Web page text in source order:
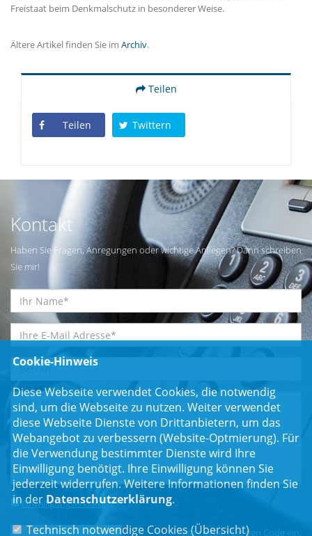
Freistaat beim Denkmalschutz in besonderer Weise.
Ältere Artikel finden Sie im Archiv.
Teilen
Teilen Twittern
Kontakt
Haben Sie Fragen, Anregungen oder wichtige Anliegen? Dann schreiben
Sie mir!
Einwilligungserklärung*
Bitte geben Sie den Code ein:
Cookie-Hinweis
Diese Webseite verwendet Cookies, die notwendig
sind, um die Webseite zu nutzen. Weiter verwendet
diese Webseite Dienste von Drittanbietern, um das
Webangebot zu verbessern (Website-Optmierung). Für
die Verwendung bestimmter Dienste wird Ihre
Einwilligung benötigt. Ihre Einwilligung können Sie
jederzeit widerrufen. Weitere Informationen finden Sie
in der Datenschutzerklärung.
Technisch notwendige Cookies (Übersicht)